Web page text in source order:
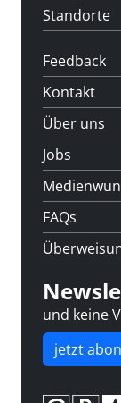
Standorte
Feedback
Kontakt
Über uns
Jobs
FAQs
und keine
jetzt